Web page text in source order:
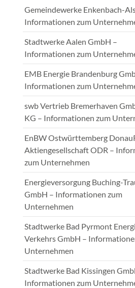
Gemeindewerke Enkenbach-
Informationen zum
Stadtwerke Aalen GmbH –
Informationen zum
EMB Energie Brandenburg
Informationen zum
swb Vertrieb Bremerhaven
KG – Informationen zum
EnBW Ostwürttemberg
Aktiengesellschaft ODR –
zum Unternehmen
Energieversorgung Buching-
GmbH – Informationen zum
Unternehmen
Stadtwerke Bad Pyrmont
Verkehrs GmbH –
Unternehmen
Stadtwerke Bad Kissingen
Informationen zum